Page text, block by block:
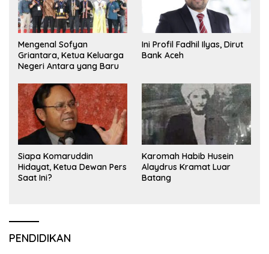
Mengenal Sofyan
Griantara, Ketua Keluarga
Negeri Antara yang Baru
Ini Profil Fadhil Ilyas, Dirut
Bank Aceh
Siapa Komaruddin
Hidayat, Ketua Dewan Pers
Saat Ini?
Karomah Habib Husein
Alaydrus Kramat Luar
Batang
PENDIDIKAN